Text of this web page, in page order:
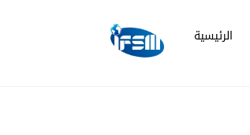
الرئيسية